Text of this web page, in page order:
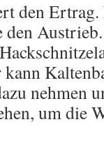
den
den
nehmen
um die